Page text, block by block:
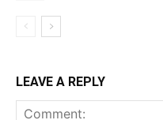
LEAVE A REPLY